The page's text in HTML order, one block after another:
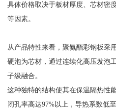
具体价格取决于板材厚度、芯材密
等因素。
从产品特性来看，聚氨酯彩钢板采
硬泡为芯材，通过连续化高压发泡
子级融合。
这种独特的结构使其在保温隔热性
闭孔率高达97%以上，导热系数低